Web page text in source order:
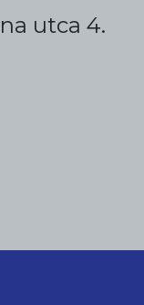
utca 4.